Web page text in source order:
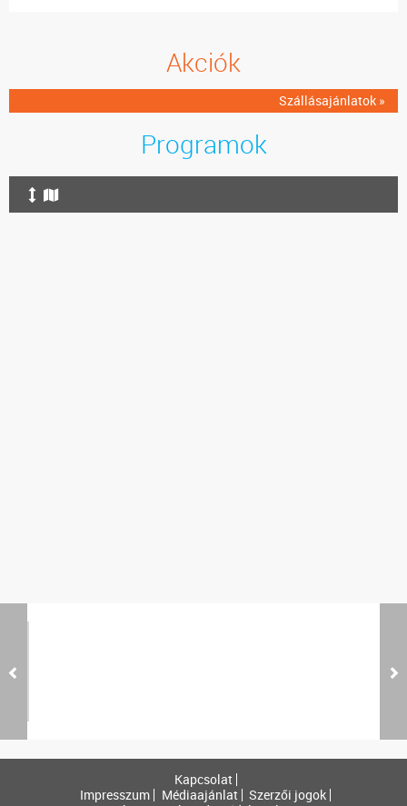
Akciók
Szállásajánlatok »
Programok
Kapcsolat
Impresszum
Médiaajánlat
Szerzői jogok